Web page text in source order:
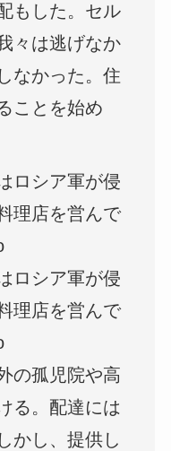
もした。セル
々は逃げなか
なかった。住
ことを始め
ロシア軍が侵
理店を営んで
ロシア軍が侵
理店を営んで
の孤児院や高
る。配達には
かし、提供し